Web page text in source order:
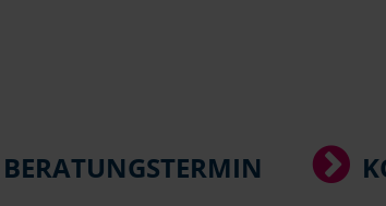
BERATUNGSTERMIN